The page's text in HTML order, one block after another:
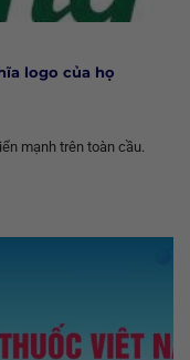
logo của họ
mạnh trên toàn cầu.